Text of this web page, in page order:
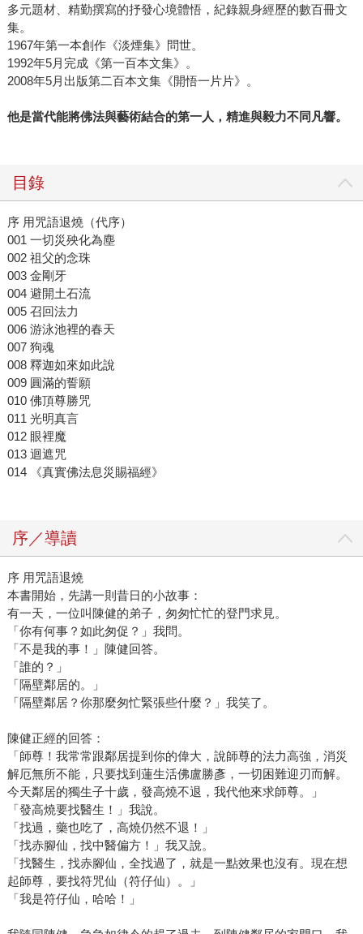
多元題材、精勤撰寫的抒發心境體悟，紀錄親身經歷的數百冊文
集。
1967年第一本創作《淡煙集》問世。
1992年5月完成《第一百本文集》。
2008年5月出版第二百本文集《開悟一片片》。
他是當代能將佛法與藝術結合的第一人，精進與毅力不同凡響。
目錄
序 用咒語退燒（代序）
001 一切災殃化為塵
002 祖父的念珠
003 金剛牙
004 避開土石流
005 召回法力
006 游泳池裡的春天
007 狗魂
008 釋迦如來如此說
009 圓滿的誓願
010 佛頂尊勝咒
011 光明真言
012 眼裡魔
013 迴遮咒
014 《真實佛法息災賜福經》
序／導讀
序 用咒語退燒
本書開始，先講一則昔日的小故事：
有一天，一位叫陳健的弟子，匆匆忙忙的登門求見。
「你有何事？如此匆促？」我問。
「不是我的事！」陳健回答。
「誰的？」
「隔壁鄰居的。」
「隔壁鄰居？你那麼匆忙緊張些什麼？」我笑了。
陳健正經的回答：
「師尊！我常常跟鄰居提到你的偉大，說師尊的法力高強，消災
解厄無所不能，只要找到蓮生活佛盧勝彥，一切困難迎刃而解。
今天鄰居的獨生子十歲，發高燒不退，我代他來求師尊。」
「發高燒要找醫生！」我說。
「找過，藥也吃了，高燒仍然不退！」
「找赤腳仙，找中醫偏方！」我又說。
「找醫生，找赤腳仙，全找過了，就是一點效果也沒有。現在想
起師尊，要找符咒仙（符仔仙）。」
「我是符仔仙，哈哈！」